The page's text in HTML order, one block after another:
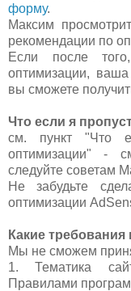
форму.
Максим
рекомендации по
Если после
оптимизации, ваша
вы сможете
Что если я
см. пункт "Что
оптимизации" -
следуйте советам
Не забудьте
оптимизации
Какие требования
Мы не сможем
1. Тематика
Правилами